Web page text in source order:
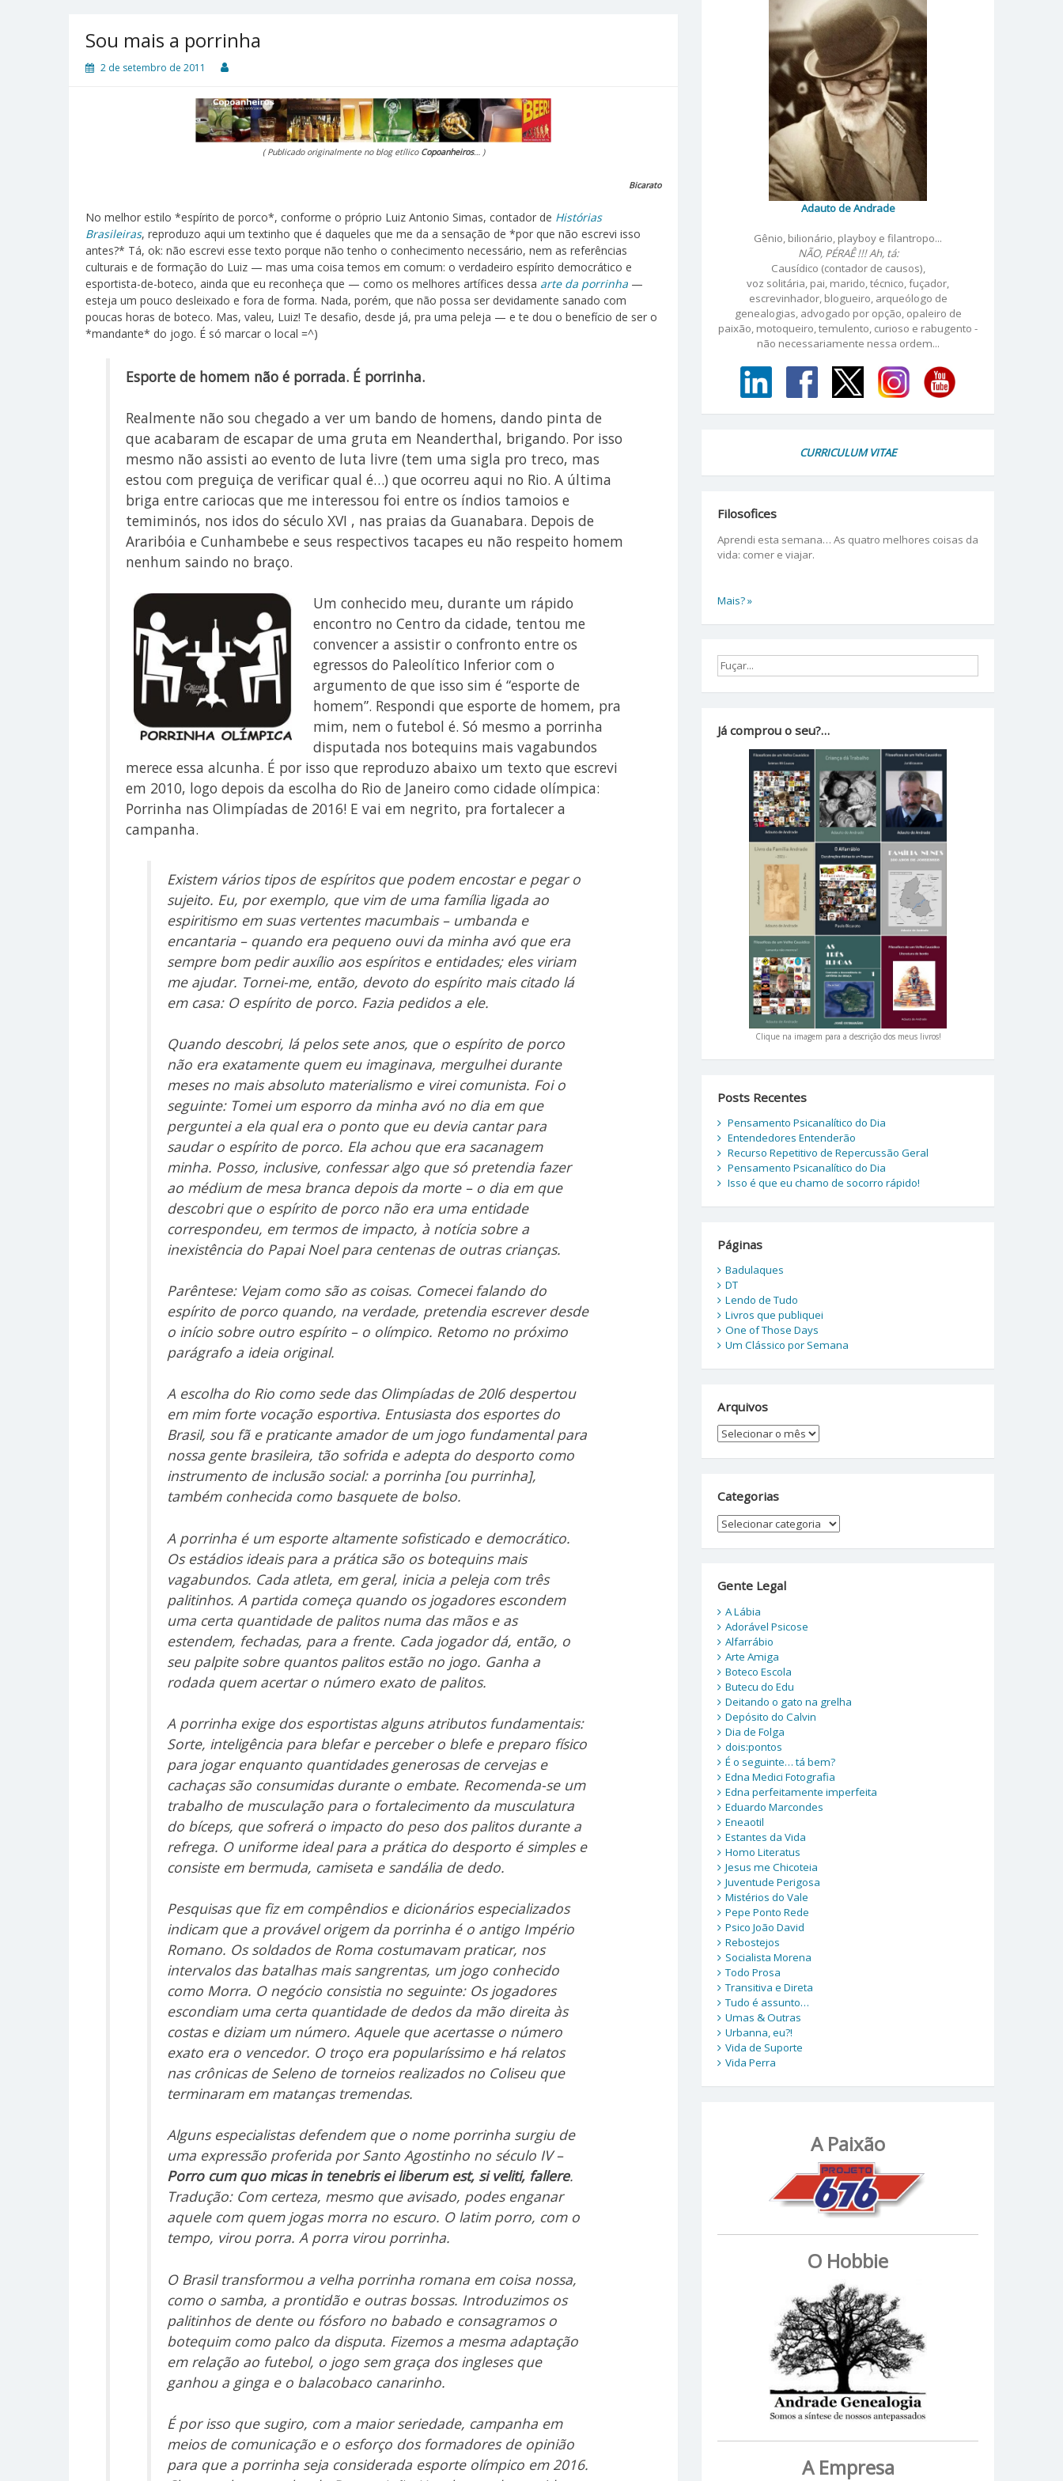
Sou mais a porrinha
2 de setembro de 2011
( Publicado originalmente no blog etílico Copoanheiros… )
Bicarato
No melhor estilo *espírito de porco*, conforme o próprio Luiz Antonio Simas, contador de Histórias
Brasileiras, reproduzo aqui um textinho que é daqueles que me da a sensação de *por que não escrevi isso
antes?* Tá, ok: não escrevi esse texto porque não tenho o conhecimento necessário, nem as referências
culturais e de formação do Luiz — mas uma coisa temos em comum: o verdadeiro espírito democrático e
esportista-de-boteco, ainda que eu reconheça que — como os melhores artífices dessa arte da porrinha —
esteja um pouco desleixado e fora de forma. Nada, porém, que não possa ser devidamente sanado com
poucas horas de boteco. Mas, valeu, Luiz! Te desafio, desde já, pra uma peleja — e te dou o benefício de ser o
*mandante* do jogo. É só marcar o local =^)
Esporte de homem não é porrada. É porrinha.
Realmente não sou chegado a ver um bando de homens, dando pinta de
que acabaram de escapar de uma gruta em Neanderthal, brigando. Por isso
mesmo não assisti ao evento de luta livre (tem uma sigla pro treco, mas
estou com preguiça de verificar qual é…) que ocorreu aqui no Rio. A última
briga entre cariocas que me interessou foi entre os índios tamoios e
temiminós, nos idos do século XVI , nas praias da Guanabara. Depois de
Araribóia e Cunhambebe e seus respectivos tacapes eu não respeito homem
nenhum saindo no braço.
Um conhecido meu, durante um rápido
encontro no Centro da cidade, tentou me
convencer a assistir o confronto entre os
egressos do Paleolítico Inferior com o
argumento de que isso sim é “esporte de
homem”. Respondi que esporte de homem, pra
mim, nem o futebol é. Só mesmo a porrinha
disputada nos botequins mais vagabundos
merece essa alcunha. É por isso que reproduzo abaixo um texto que escrevi
em 2010, logo depois da escolha do Rio de Janeiro como cidade olímpica:
Porrinha nas Olimpíadas de 2016! E vai em negrito, pra fortalecer a
campanha.
Existem vários tipos de espíritos que podem encostar e pegar o
sujeito. Eu, por exemplo, que vim de uma família ligada ao
espiritismo em suas vertentes macumbais – umbanda e
encantaria – quando era pequeno ouvi da minha avó que era
sempre bom pedir auxílio aos espíritos e entidades; eles viriam
me ajudar. Tornei-me, então, devoto do espírito mais citado lá
em casa: O espírito de porco. Fazia pedidos a ele.
Quando descobri, lá pelos sete anos, que o espírito de porco
não era exatamente quem eu imaginava, mergulhei durante
meses no mais absoluto materialismo e virei comunista. Foi o
seguinte: Tomei um esporro da minha avó no dia em que
perguntei a ela qual era o ponto que eu devia cantar para
saudar o espírito de porco. Ela achou que era sacanagem
minha. Posso, inclusive, confessar algo que só pretendia fazer
ao médium de mesa branca depois da morte – o dia em que
descobri que o espírito de porco não era uma entidade
correspondeu, em termos de impacto, à notícia sobre a
inexistência do Papai Noel para centenas de outras crianças.
Parêntese: Vejam como são as coisas. Comecei falando do
espírito de porco quando, na verdade, pretendia escrever desde
o início sobre outro espírito – o olímpico. Retomo no próximo
parágrafo a ideia original.
A escolha do Rio como sede das Olimpíadas de 20l6 despertou
em mim forte vocação esportiva. Entusiasta dos esportes do
Brasil, sou fã e praticante amador de um jogo fundamental para
nossa gente brasileira, tão sofrida e adepta do desporto como
instrumento de inclusão social: a porrinha [ou purrinha],
também conhecida como basquete de bolso.
A porrinha é um esporte altamente sofisticado e democrático.
Os estádios ideais para a prática são os botequins mais
vagabundos. Cada atleta, em geral, inicia a peleja com três
palitinhos. A partida começa quando os jogadores escondem
uma certa quantidade de palitos numa das mãos e as
estendem, fechadas, para a frente. Cada jogador dá, então, o
seu palpite sobre quantos palitos estão no jogo. Ganha a
rodada quem acertar o número exato de palitos.
A porrinha exige dos esportistas alguns atributos fundamentais:
Sorte, inteligência para blefar e perceber o blefe e preparo físico
para jogar enquanto quantidades generosas de cervejas e
cachaças são consumidas durante o embate. Recomenda-se um
trabalho de musculação para o fortalecimento da musculatura
do bíceps, que sofrerá o impacto do peso dos palitos durante a
refrega. O uniforme ideal para a prática do desporto é simples e
consiste em bermuda, camiseta e sandália de dedo.
Pesquisas que fiz em compêndios e dicionários especializados
indicam que a provável origem da porrinha é o antigo Império
Romano. Os soldados de Roma costumavam praticar, nos
intervalos das batalhas mais sangrentas, um jogo conhecido
como Morra. O negócio consistia no seguinte: Os jogadores
escondiam uma certa quantidade de dedos da mão direita às
costas e diziam um número. Aquele que acertasse o número
exato era o vencedor. O troço era popularíssimo e há relatos
nas crônicas de Seleno de torneios realizados no Coliseu que
terminaram em matanças tremendas.
Alguns especialistas defendem que o nome porrinha surgiu de
uma expressão proferida por Santo Agostinho no século IV –
Porro cum quo micas in tenebris ei liberum est, si veliti, fallere.
Tradução: Com certeza, mesmo que avisado, podes enganar
aquele com quem jogas morra no escuro. O latim porro, com o
tempo, virou porra. A porra virou porrinha.
O Brasil transformou a velha porrinha romana em coisa nossa,
como o samba, a prontidão e outras bossas. Introduzimos os
palitinhos de dente ou fósforo no babado e consagramos o
botequim como palco da disputa. Fizemos a mesma adaptação
em relação ao futebol, o jogo sem graça dos ingleses que
ganhou a ginga e o balacobaco canarinho.
É por isso que sugiro, com a maior seriedade, campanha em
meios de comunicação e o esforço dos formadores de opinião
para que a porrinha seja considerada esporte olímpico em 2016.
Adauto de Andrade
Gênio, bilionário, playboy e filantropo...
NÃO, PÉRAÊ !!! Ah, tá:
Causídico (contador de causos),
voz solitária, pai, marido, técnico, fuçador,
escrevinhador, blogueiro, arqueólogo de
genealogias, advogado por opção, opaleiro de
paixão, motoqueiro, temulento, curioso e rabugento -
não necessariamente nessa ordem...
CURRICULUM VITAE
Filosofices
Aprendi esta semana… As quatro melhores coisas da
vida: comer e viajar.
Mais? »
Já comprou o seu?…
Clique na imagem para a descrição dos meus livros!
Posts Recentes
Pensamento Psicanalítico do Dia
Entendedores Entenderão
Recurso Repetitivo de Repercussão Geral
Pensamento Psicanalítico do Dia
Isso é que eu chamo de socorro rápido!
Páginas
Badulaques
DT
Lendo de Tudo
Livros que publiquei
One of Those Days
Um Clássico por Semana
Arquivos
Arquivos
Categorias
Categorias
Gente Legal
A Lábia
Adorável Psicose
Alfarrábio
Arte Amiga
Boteco Escola
Butecu do Edu
Deitando o gato na grelha
Depósito do Calvin
Dia de Folga
dois:pontos
É o seguinte… tá bem?
Edna Medici Fotografia
Edna perfeitamente imperfeita
Eduardo Marcondes
Eneaotil
Estantes da Vida
Homo Literatus
Jesus me Chicoteia
Juventude Perigosa
Mistérios do Vale
Pepe Ponto Rede
Psico João David
Rebostejos
Socialista Morena
Todo Prosa
Transitiva e Direta
Tudo é assunto…
Umas & Outras
Urbanna, eu?!
Vida de Suporte
Vida Perra
A Paixão
O Hobbie
A Empresa